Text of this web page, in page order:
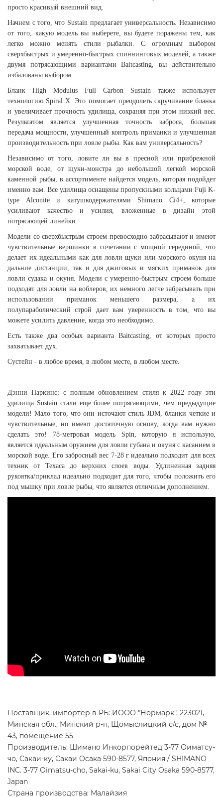
просто красивый внешний вид.
Начнем с того, что Sustain предлагает универсальность. Независимо
от того, какую модель вы выберете, вы будете поражены тем, как
легко можно менять стили рыбалки. С огромным выбором
сверхбыстрых и умеренно-быстрых спиннинговых моделей, а также
двумя потрясающими вариантами Baitcasting, вы действительно
избалованы выбором.
Бланк High Modulus Full Carbon Sustain также использует
технологию Spiral X. Это помогает преодолеть скручивание бланка
и увеличивает прочность удилища, сохраняя при этом низкий вес.
Результатом является улучшенная точность заброса, большая
передача мощности, улучшенный контроль приманки и улучшенная
производительность при ловле рыбы. Как вам универсальность?
Независимо от того, ловите ли вы в пресной или прибрежной
морской воде, от щуки-монстра до небольшой легкой морской
каменной рыбы, в ассортименте найдется модель, которая подойдет
именно вам. Все удилища оснащены пропускными кольцами Fuji K-
type Alconite и катушкодержателями Shimano Ci4+, которые
усиливают качество и усилия, вложенные в дизайн этой
потрясающей линейки.
Модели со сверхбыстрым строем превосходно забрасывают и имеют
чувствительные вершинки в сочетании с мощной серединой, что
делает их идеальными как для ловли щуки или морского окуня на
дальние дистанции, так и для джиговых и мягких приманок для
ловли судака и окуня. Модели с умеренно-быстрым строем больше
подходят для ловли на воблеров, их немного легче забрасывать при
использовании приманок меньшего размера, а их
полупараболический строй дает вам уверенность в том, что вы
можете усилить давление, когда это необходимо.
Есть также два особых варианта Baitcasting, от которых просто
захватывает дух.
Сустейн - в любое время, в любом месте, в любом месте.
Дэнни Паркинс: с полным обновлением стиля к 2022 году эти
удилища Sustain стали еще более потрясающими, чем предыдущие
модели! Мало того, что они источают стиль JDM, бланки четкие и
чувствительные, но имеют достаточную основу, когда вам нужно
сделать это! 78-метровая модель Spin, которую я использую,
является идеальным оружием для ловли губана и окуня с касанием в
морской воде. Его забросный вес 7-28 г идеально подходит для всех
техник от Техаса до верхних слоев воды. Удлиненная задняя
рукоятка/приклад идеально подходит для того, чтобы положить его
под мышку при ловле рыбы, что является отличным дополнением.
Поставщик, импортер в РБ: ИООО "Нормарк", 223021,
Минская обл., Минский р-н, Щомыслицкий с/с, дом №
43, помещение 55
Производитель: Шимано Инкорпорейтед 3-77 Оиматсу-
чо, Сакаи-ку, Сакаи Осака 590-8577, Япония / SHIMANO
INC. 3-77 Oimatsu-cho, Sakai-ku, Sakai City Osaka 590-8577,
Japan
Страна производства: Малайзия